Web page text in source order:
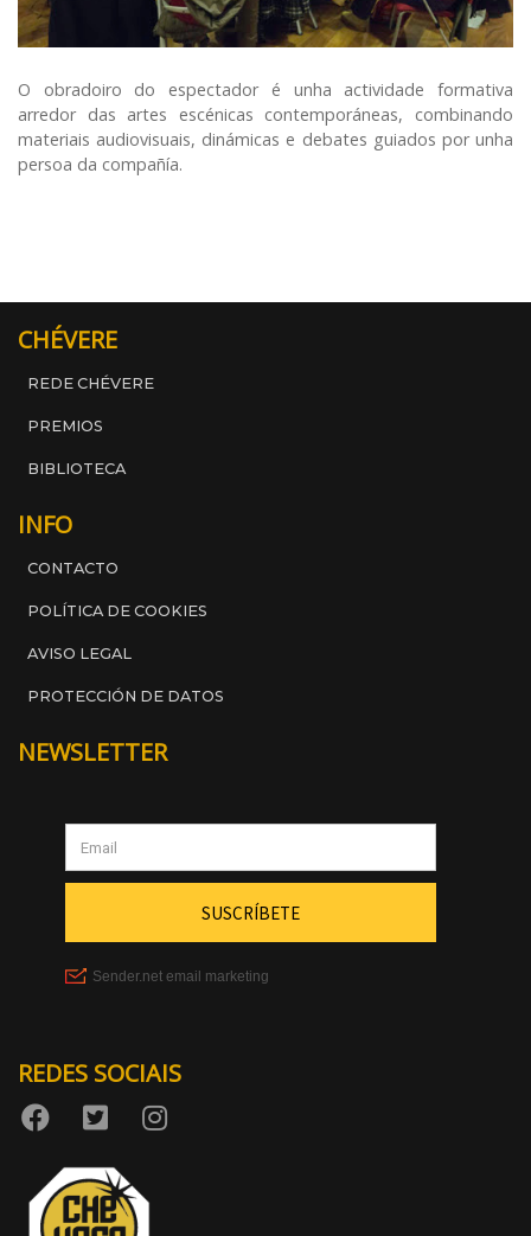
O obradoiro do espectador é unha actividade formativa
arredor das artes escénicas contemporáneas, combinando
materiais audiovisuais, dinámicas e debates guiados por unha
persoa da compañía.
CHÉVERE
REDE CHÉVERE
PREMIOS
BIBLIOTECA
INFO
CONTACTO
POLÍTICA DE COOKIES
AVISO LEGAL
PROTECCIÓN DE DATOS
NEWSLETTER
REDES SOCIAIS